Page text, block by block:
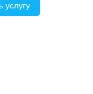
услугу